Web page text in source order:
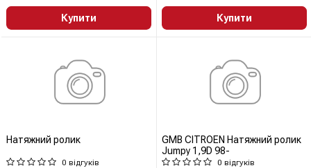
Купити Купити
Натяжний ролик
0 відгуків
GMB CITROEN Натяжний ролик
Jumpy 1,9D 98-
0 відгуків